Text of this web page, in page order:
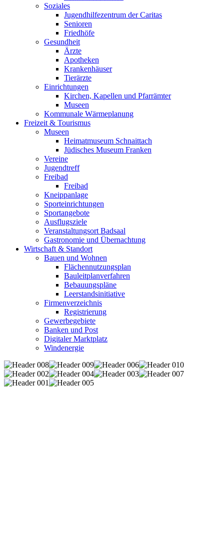
Soziales
Jugendhilfezentrum der Caritas
Senioren
Friedhöfe
Gesundheit
Ärzte
Apotheken
Krankenhäuser
Tierärzte
Einrichtungen
Kirchen, Kapellen und Pfarrämter
Museen
Kommunale Wärmeplanung
Freizeit & Tourismus
Museen
Heimatmuseum Schnaittach
Jüdisches Museum Franken
Vereine
Jugendtreff
Freibad
Freibad
Kneippanlage
Sporteinrichtungen
Sportangebote
Ausflugsziele
Veranstaltungsort Badsaal
Gastronomie und Übernachtung
Wirtschaft & Standort
Bauen und Wohnen
Flächennutzungsplan
Bauleitplanverfahren
Bebauungspläne
Leerstandsinitiative
Firmenverzeichnis
Registrierung
Gewerbegebiete
Banken und Post
Digitaler Marktplatz
Windenergie